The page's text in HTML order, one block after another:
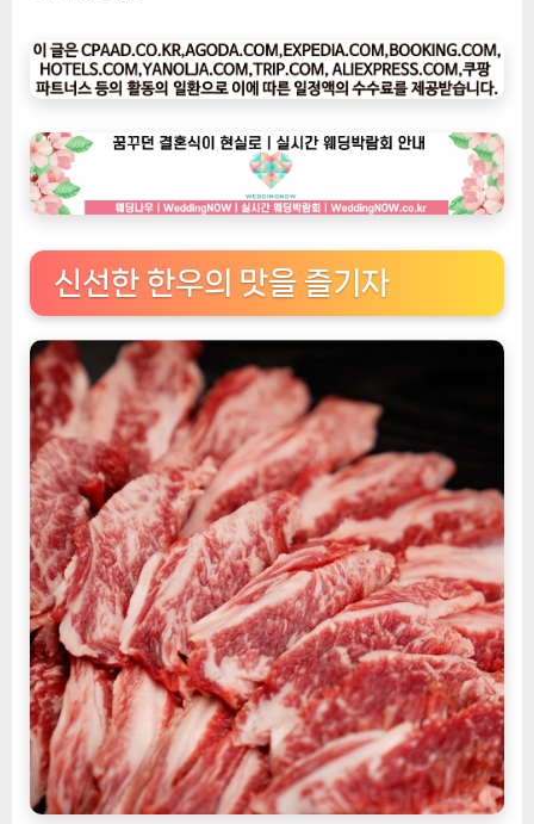
나
우
ㅣ
인
기
상
품]
격
있
한
우
요
리
를
위
한
소
고
기
모
둠
세
트
[EatingNOW
ㅣ
추
신선한 한우의 맛을 즐기자